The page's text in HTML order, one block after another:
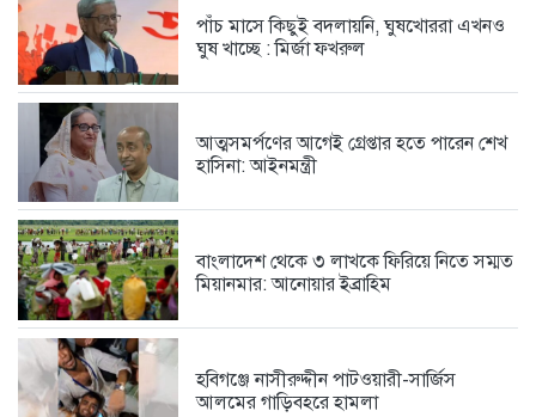
সীমান্ত হত্যা ও মোদিবিরোধী আন্দোলনের...
1 day আগে
উখিয়ার রোহিঙ্গা ক্যাম্পে ওয়াশরুম থেকে...
1 day আগে
2 days আগে
পাঁচ মাসে কিছুই বদলায়নি, ঘুষখোররা এখনও
ঘুষ খাচ্ছে : মির্জা ফখরুল
আত্মসমর্পণের আগেই গ্রেপ্তার হতে পারেন শেখ
হাসিনা: আইনমন্ত্রী
বাংলাদেশ থেকে ৩ লাখকে ফিরিয়ে নিতে সম্মত
মিয়ানমার: আনোয়ার ইব্রাহিম
হবিগঞ্জে নাসীরুদ্দীন পাটওয়ারী-সার্জিস
আলমের গাড়িবহরে হামলা